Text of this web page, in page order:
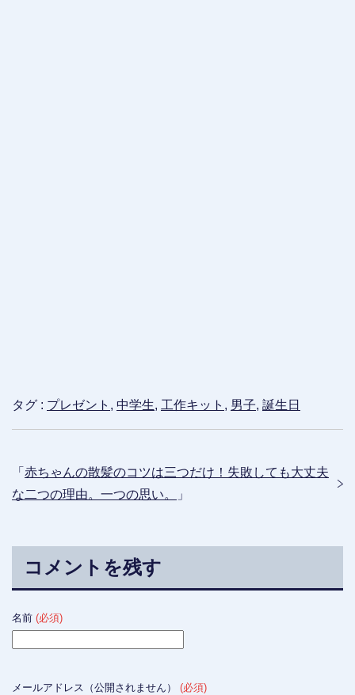
タグ : プレゼント , 中学生, 工作キット , 男子, 誕生日
「 赤ちゃんの散髪のコツは三つだけ！失敗しても大丈夫
な二つの理由。一つの思い。
」
コメントを残す
名前 (必須)
メールアドレス（公開されません） (必須)